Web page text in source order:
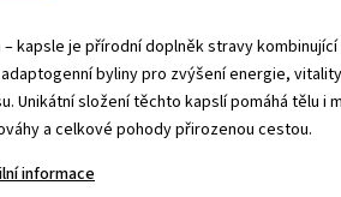
– kapsle je přírodní doplněk stravy
byliny pro zvýšení energie,
Unikátní složení těchto kapslí pomáhá tělu i
a celkové pohody přirozenou cestou.
informace